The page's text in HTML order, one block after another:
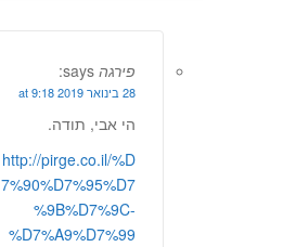
פירגה says:
28 בינואר 2019 at 9:18
הי אבי, תודה.
http://pirge.co.il/%D
7%90%D7%95%D7
%9B%D7%9C-
%D7%A9%D7%99